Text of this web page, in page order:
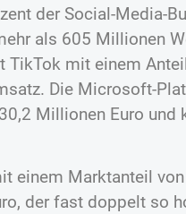
der Social-Media-
als 605 Millionen
mit einem
Die Microsoft-
Millionen Euro und
einem Marktanteil
der fast doppelt so